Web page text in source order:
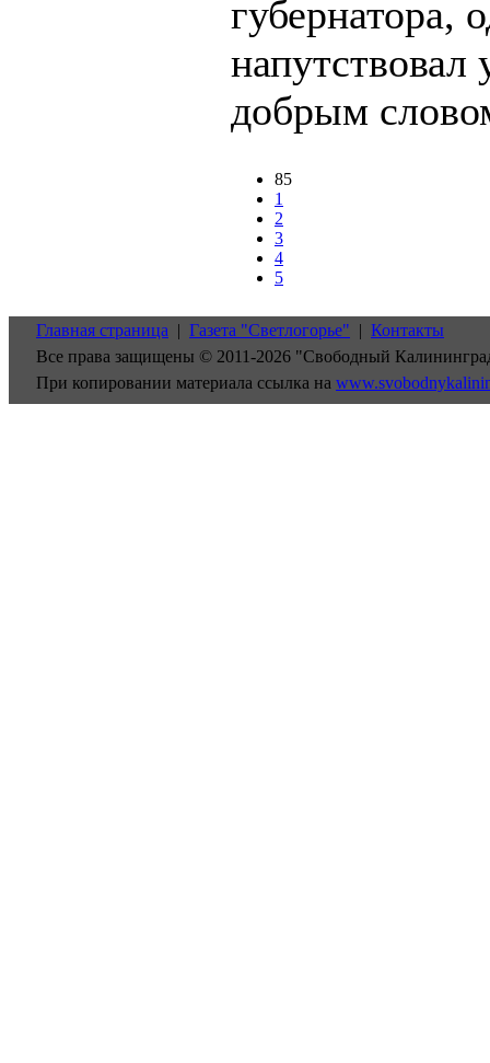
губернатора,
добрым
85
1
2
3
4
5
Главная страница | Газета "Светлогорье" | Контакты
Все права защищены © 2011-2026 "Свободный
При копировании материала ссылка на